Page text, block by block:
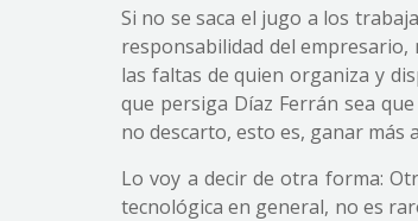
Si no se saca el jugo a los
responsabilidad del
las faltas de quien organiza y
que persiga Díaz Ferrán sea
no descarto, esto es, ganar más
Lo voy a decir de otra forma:
tecnológica en general, no es